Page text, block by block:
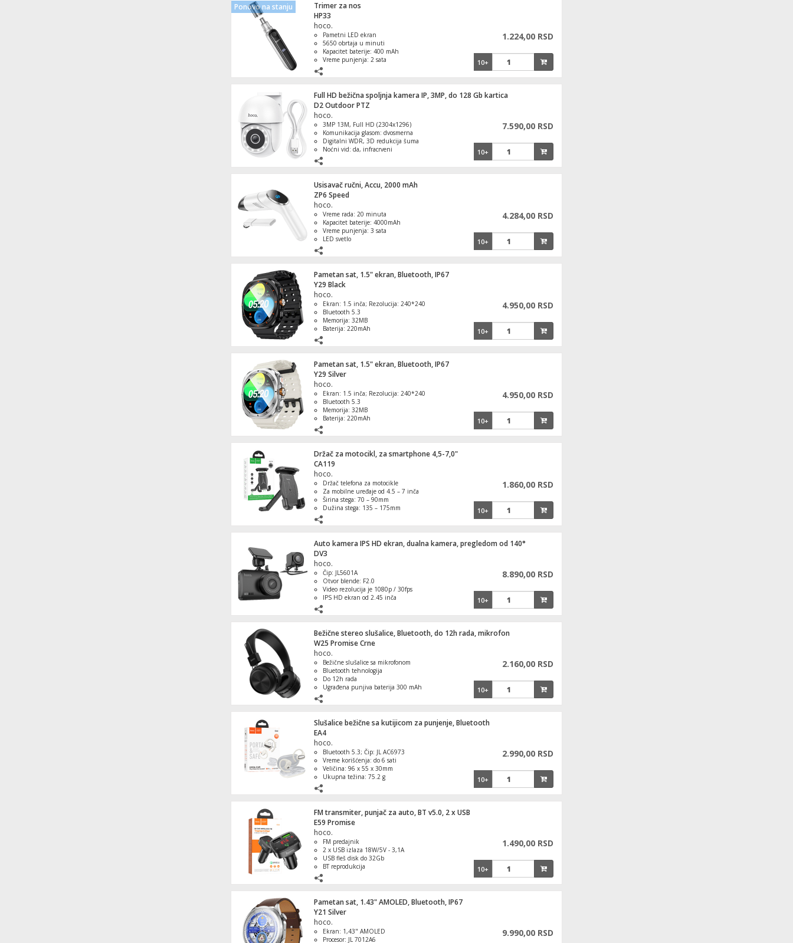
Ponovo na stanju
Trimer za nos
HP33
hoco.
Pametni LED ekran
5650 obrtaja u minuti
Kapacitet baterije: 400 mAh
Vreme punjenja: 2 sata
1.224,00 RSD
10+
Full HD bežična spoljnja kamera IP, 3MP, do 128 Gb kartica
D2 Outdoor PTZ
hoco.
3MP 13M, Full HD (2304x1296)
Komunikacija glasom: dvosmerna
Digitalni WDR, 3D redukcija šuma
Noćni vid: da, infracrveni
kartici
7.590,00 RSD
10+
Usisavač ručni, Accu, 2000 mAh
ZP6 Speed
hoco.
Vreme rada: 20 minuta
Kapacitet baterije: 4000mAh
Vreme punjenja: 3 sata
LED svetlo
4.284,00 RSD
10+
Pametan sat, 1.5" ekran, Bluetooth, IP67
Y29 Black
hoco.
Ekran: 1.5 inča; Rezolucija: 240*240
Bluetooth 5.3
Memorija: 32MB
Baterija: 220mAh
4.950,00 RSD
10+
Pametan sat, 1.5" ekran, Bluetooth, IP67
Y29 Silver
hoco.
Ekran: 1.5 inča; Rezolucija: 240*240
Bluetooth 5.3
Memorija: 32MB
Baterija: 220mAh
4.950,00 RSD
10+
Držač za motocikl, za smartphone 4,5-7,0"
CA119
hoco.
Držač telefona za motocikle
Za mobilne uređaje od 4.5 – 7 inča
Širina stega: 70 – 90mm
Dužina stega: 135 – 175mm
1.860,00 RSD
10+
Auto kamera IPS HD ekran, dualna kamera, pregledom od 140°
DV3
hoco.
Čip: JL5601A
Otvor blende: F2.0
Video rezolucija je 1080p / 30fps
IPS HD ekran od 2.45 inča
8.890,00 RSD
10+
Bežične stereo slušalice, Bluetooth, do 12h rada, mikrofon
W25 Promise Crne
hoco.
Bežične slušalice sa mikrofonom
Bluetooth tehnologija
Do 12h rada
Ugrađena punjiva baterija 300 mAh
2.160,00 RSD
10+
Slušalice bežične sa kutijicom za punjenje, Bluetooth
EA4
hoco.
Bluetooth 5.3; Čip: JL AC6973
Vreme korišćenja: do 6 sati
Veličina: 96 x 55 x 30mm
Ukupna težina: 75.2 g
2.990,00 RSD
10+
FM transmiter, punjač za auto, BT v5.0, 2 x USB
E59 Promise
hoco.
FM predajnik
2 x USB izlaza 18W/5V - 3,1A
USB fleš disk do 32Gb
BT reprodukcija
1.490,00 RSD
10+
Pametan sat, 1.43" AMOLED, Bluetooth, IP67
Y21 Silver
hoco.
Ekran: 1,43" AMOLED
Procesor: JL 7012A6
9.990,00 RSD